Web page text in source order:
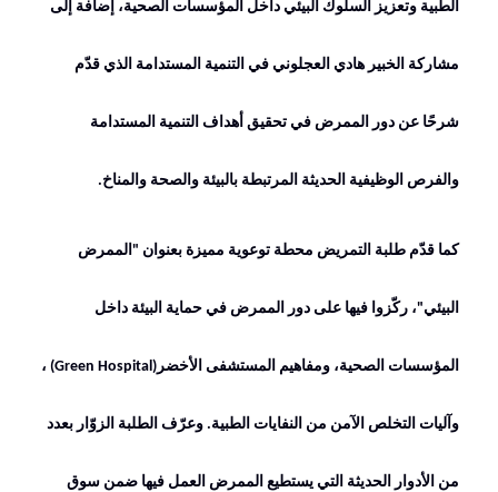
الطبية وتعزيز السلوك البيئي داخل المؤسسات الصحية، إضافة إلى
مشاركة الخبير هادي العجلوني في التنمية المستدامة الذي قدّم
شرحًا عن دور الممرض في تحقيق أهداف التنمية المستدامة
والفرص الوظيفية الحديثة المرتبطة بالبيئة والصحة والمناخ.
كما قدّم طلبة التمريض محطة توعوية مميزة بعنوان "الممرض
البيئي"، ركّزوا فيها على دور الممرض في حماية البيئة داخل
المؤسسات الصحية، ومفاهيم المستشفى الأخضر (Green Hospital) ،
وآليات التخلص الآمن من النفايات الطبية. وعرّف الطلبة الزوّار بعدد
من الأدوار الحديثة التي يستطيع الممرض العمل فيها ضمن سوق